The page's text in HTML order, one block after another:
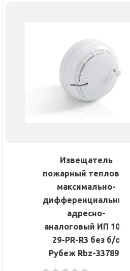
Извещатель
пожарный тепловой
максимально-
дифференциальный
адресно-
аналоговый ИП 101-
29-PR-R3 без б/о
Рубеж Rbz-337896